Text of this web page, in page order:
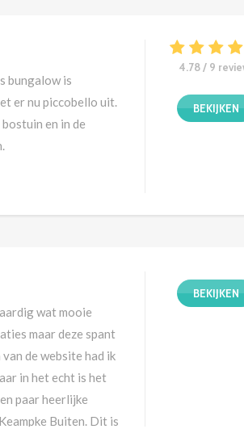
bungalow is
er nu piccobello uit.
en in de
4.78 / 9
BEKIJKEN
wat mooie
maar deze spant
de website had ik
in het echt is het
paar heerlijke
Buiten. Dit is
BEKIJKEN